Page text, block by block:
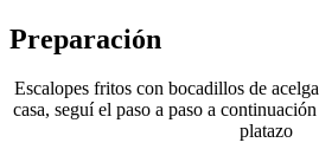
Preparación
Escalopes fritos con bocadillos de
casa, seguí el paso a paso a
platazo